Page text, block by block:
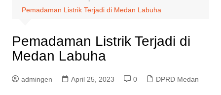
Pemadaman Listrik Terjadi di Medan Labuha
Pemadaman Listrik Terjadi di
Medan Labuha
admingen April 25, 2023 0 DPRD Medan